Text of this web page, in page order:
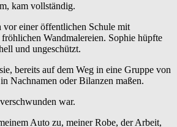
kam vollständig.
vor einer öffentlichen Schule mit
Wandmalereien. Sophie hüpfte
und ungeschützt.
bereits auf dem Weg in eine Gruppe von
Nachnamen oder Bilanzen maßen.
war.
Auto zu, meiner Robe, der Arbeit,